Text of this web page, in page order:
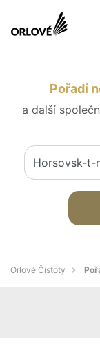
Pořadí
a další
Orlové Čistoty